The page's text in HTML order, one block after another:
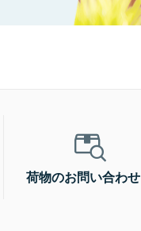
荷物のお問い合わせ